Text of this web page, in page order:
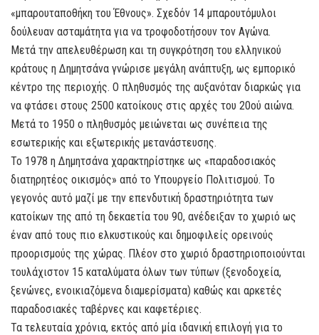
«μπαρουταποθήκη του Έθνους». Σχεδόν 14 μπαρουτόμυλοι
δούλευαν ασταμάτητα για να τροφοδοτήσουν τον Αγώνα.
Μετά την απελευθέρωση και τη συγκρότηση του ελληνικού
κράτους η Δημητσάνα γνώρισε μεγάλη ανάπτυξη, ως εμπορικό
κέντρο της περιοχής. Ο πληθυσμός της αυξανόταν διαρκώς για
να φτάσει στους 2500 κατοίκους στις αρχές του 20ού αιώνα.
Μετά το 1950 ο πληθυσμός μειώνεται ως συνέπεια της
εσωτερικής και εξωτερικής μετανάστευσης.
Το 1978 η Δημητσάνα χαρακτηρίστηκε ως «παραδοσιακός
διατηρητέος οικισμός» από το Υπουργείο Πολιτισμού. Το
γεγονός αυτό μαζί με την επενδυτική δραστηριότητα των
κατοίκων της από τη δεκαετία του 90, ανέδειξαν το χωριό ως
έναν από τους πιο ελκυστικούς και δημοφιλείς ορεινούς
προορισμούς της χώρας. Πλέον στο χωριό δραστηριοποιούνται
τουλάχιστον 15 καταλύματα όλων των τύπων (ξενοδοχεία,
ξενώνες, ενοικιαζόμενα διαμερίσματα) καθώς και αρκετές
παραδοσιακές ταβέρνες και καφετέριες.
Τα τελευταία χρόνια, εκτός από μία ιδανική επιλογή για το